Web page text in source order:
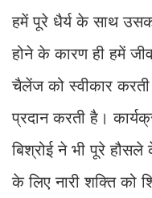
हमें पूरे धैर्य के साथ
होने के कारण ही हमें
चैलेंज को स्वीकार करती
प्रदान करती है।
बिश्रोई ने भी पूरे
के लिए नारी शक्ति को